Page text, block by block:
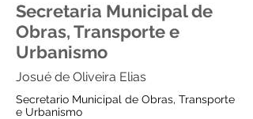
Secretaria Municipal de
Obras, Transporte e
Urbanismo
Josué de Oliveira Elias
Secretario Municipal de Obras, Transporte
e Urbanismo